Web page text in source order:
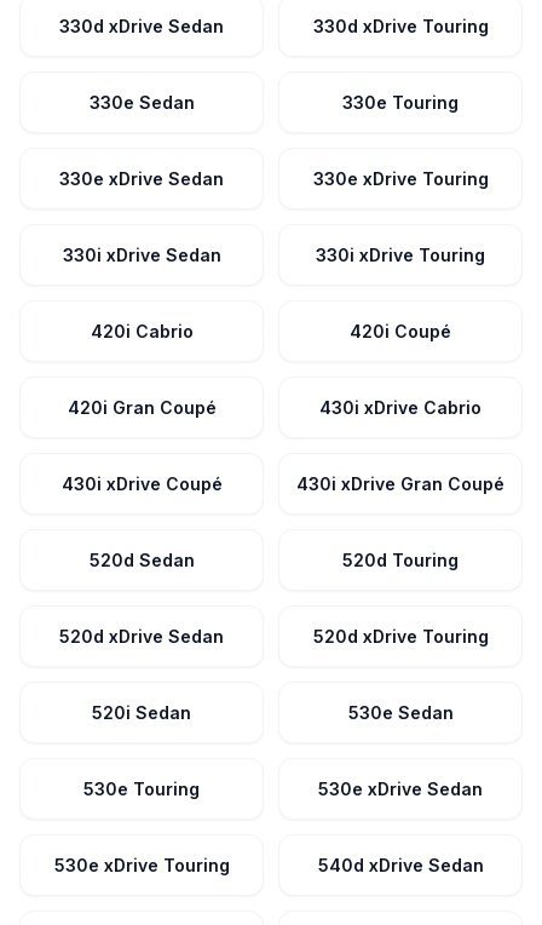
330d xDrive Sedan 330d xDrive Touring
330e Sedan 330e Touring
330e xDrive Sedan 330e xDrive Touring
330i xDrive Sedan 330i xDrive Touring
420i Cabrio 420i Coupé
420i Gran Coupé 430i xDrive Cabrio
430i xDrive Coupé 430i xDrive Gran Coupé
520d Sedan 520d Touring
520d xDrive Sedan 520d xDrive Touring
520i Sedan 530e Sedan
530e Touring 530e xDrive Sedan
530e xDrive Touring 540d xDrive Sedan